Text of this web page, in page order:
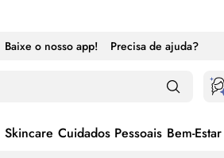
Baixe o nosso app! Precisa de ajuda?
Skincare Cuidados Pessoais Bem-Estar